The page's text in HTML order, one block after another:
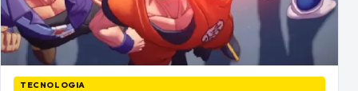
TECNOLOGIA